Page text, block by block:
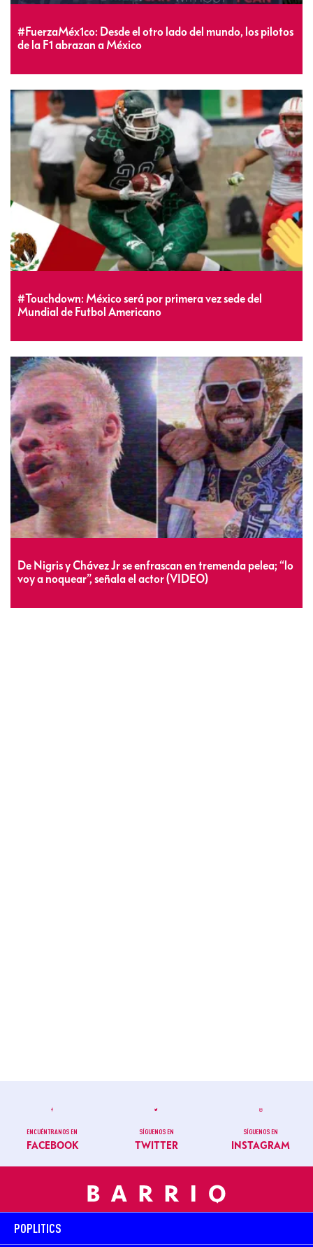
#FuerzaMéx1co: Desde el otro lado del mundo, los pilotos
de la F1 abrazan a México
#Touchdown: México será por primera vez sede del
Mundial de Futbol Americano
De Nigris y Chávez Jr se enfrascan en tremenda pelea; “lo
voy a noquear”, señala el actor (VIDEO)
ENCUÉNTRANOS EN
FACEBOOK
SÍGUENOS EN
TWITTER
SÍGUENOS EN
INSTAGRAM
POPLITICS